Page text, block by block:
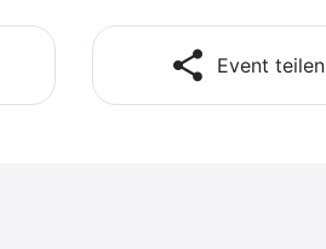
share Event teilen